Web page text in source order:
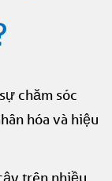
chăm sóc
hóa và hiệu
trên nhiều